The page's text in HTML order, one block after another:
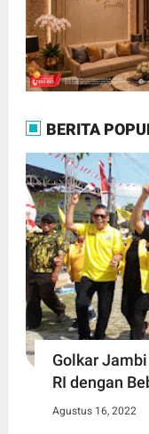
BERITA
Golkar
RI dengan
Agustus 16, 2022